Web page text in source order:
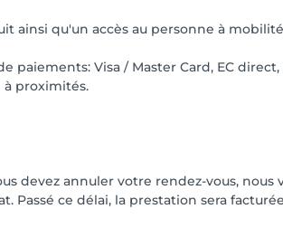
ainsi qu'un accès au personne à
paiements: Visa / Master Card, EC
à proximités.
devez annuler votre rendez-vous,
Passé ce délai, la prestation sera